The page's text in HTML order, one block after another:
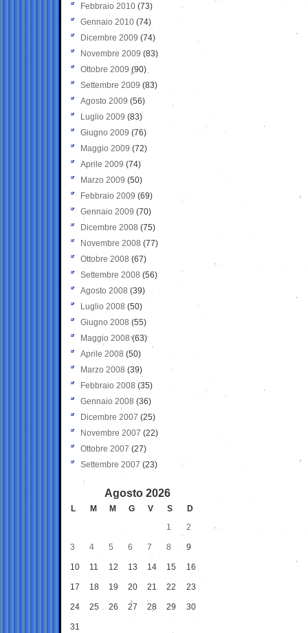
Febbraio 2010 (73)
Gennaio 2010 (74)
Dicembre 2009 (74)
Novembre 2009 (83)
Ottobre 2009 (90)
Settembre 2009 (83)
Agosto 2009 (56)
Luglio 2009 (83)
Giugno 2009 (76)
Maggio 2009 (72)
Aprile 2009 (74)
Marzo 2009 (50)
Febbraio 2009 (69)
Gennaio 2009 (70)
Dicembre 2008 (75)
Novembre 2008 (77)
Ottobre 2008 (67)
Settembre 2008 (56)
Agosto 2008 (39)
Luglio 2008 (50)
Giugno 2008 (55)
Maggio 2008(63)
Aprile 2008 (50)
Marzo 2008 (39)
Febbraio 2008 (35)
Gennaio 2008 (36)
Dicembre 2007 (25)
Novembre 2007 (22)
Ottobre 2007 (27)
Settembre 2007 (23)
Agosto 2026
L M M G V S
D
1
2
3 4 5 6 7 8 9
10 11 12 13 14 15 16
17 18 19 20 21 22 23
24 25 26 27 28 29 30
31